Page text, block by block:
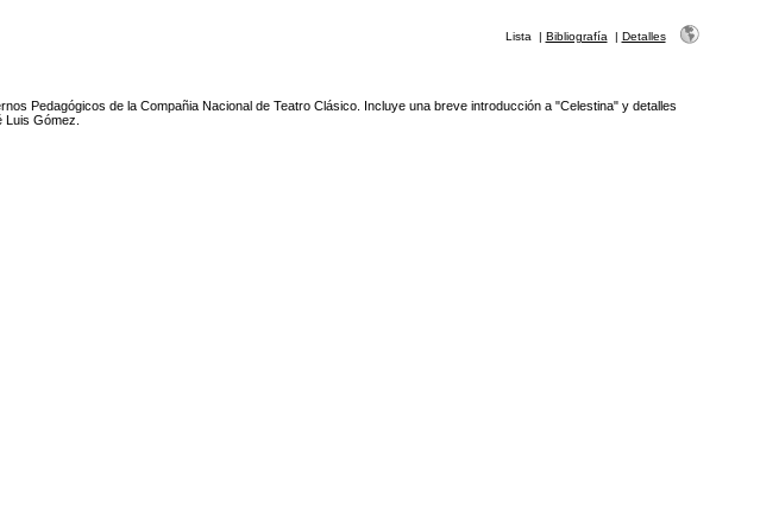
Lista | Bibliografía | Detalles
Pedagógicos de la Compañia Nacional de Teatro Clásico. Incluye una breve introducción a "Celestina" y detalles
Gómez.